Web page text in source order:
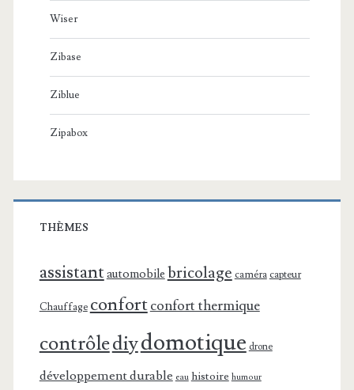
Wiser
Zibase
Ziblue
Zipabox
THÈMES
assistant automobile bricolage caméra capteur
Chauffage confortconfort thermique
contrôlediydomotique drone
développement durable eau histoire humour